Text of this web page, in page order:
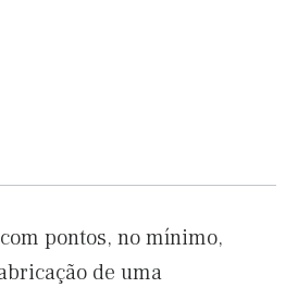
pontos, no mínimo,
de uma